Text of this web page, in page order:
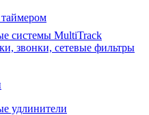
таймером
системы MultiTrack
звонки, сетевые фильтры
удлинители